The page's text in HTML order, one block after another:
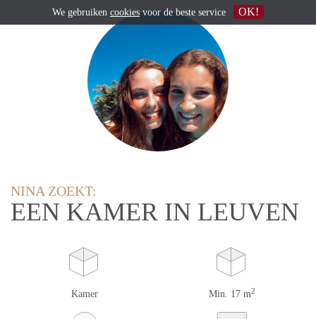
NINA ZOEKT:
EEN KAMER IN LEUVEN
Kamer Min. 17 m2
We gebruiken cookiesvoor de beste service OK!